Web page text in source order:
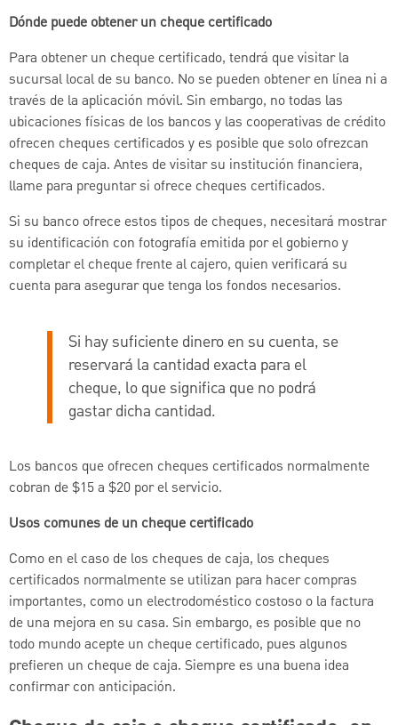
Dónde puede obtener un cheque certificado
Para obtener un cheque certificado, tendrá que visitar la
sucursal local de su banco. No se pueden obtener en línea ni a
través de la aplicación móvil. Sin embargo, no todas las
ubicaciones físicas de los bancos y las cooperativas de crédito
ofrecen cheques certificados y es posible que solo ofrezcan
cheques de caja. Antes de visitar su institución financiera,
llame para preguntar si ofrece cheques certificados.
Si su banco ofrece estos tipos de cheques, necesitará mostrar
su identificación con fotografía emitida por el gobierno y
completar el cheque frente al cajero, quien verificará su
cuenta para asegurar que tenga los fondos necesarios.
Si hay suficiente dinero en su cuenta, se
reservará la cantidad exacta para el
cheque, lo que significa que no podrá
gastar dicha cantidad.
Los bancos que ofrecen cheques certificados normalmente
cobran de $15 a $20 por el servicio.
Usos comunes de un cheque certificado
Como en el caso de los cheques de caja, los cheques
certificados normalmente se utilizan para hacer compras
importantes, como un electrodoméstico costoso o la factura
de una mejora en su casa. Sin embargo, es posible que no
todo mundo acepte un cheque certificado, pues algunos
prefieren un cheque de caja. Siempre es una buena idea
confirmar con anticipación.